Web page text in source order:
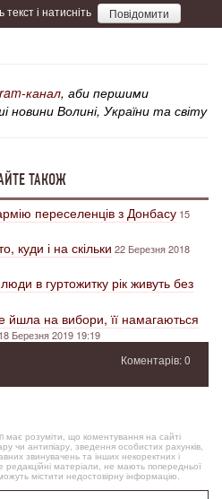
і натисніть Повідомити
канал, аби першими
новини Волині, України та світу
ТАКОЖ
переселенців з Донбасу 15
куди і на скільки 22 Березня 2018
в гуртожитку рік живуть без
йшла на вибори, її намагаються
18 Березня 2019 19:19
Коментарів: 0
розуміти, що коментування на сайті
чи антипіару, зведення особистих рахунків,
звинувачень та інших некоректних і
редакційні матеріали, не мають попередньої
містити недостовірну інформацію.